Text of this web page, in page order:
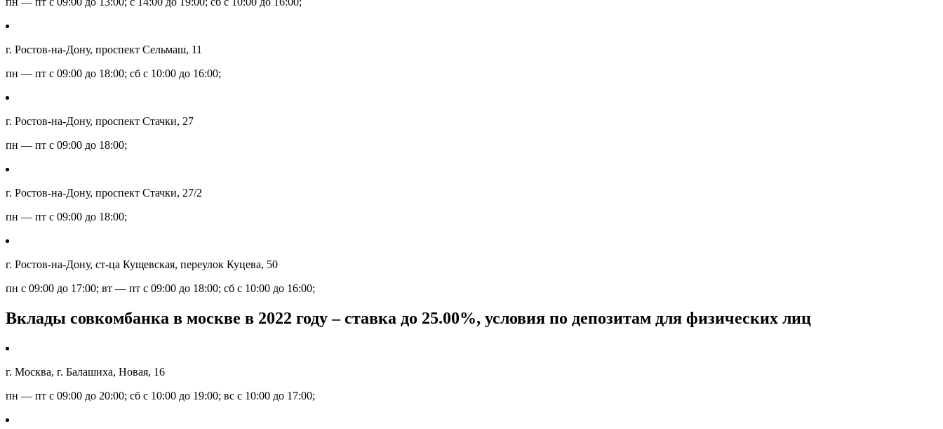
г. Ростов-на-Дону, проспект Сельмаш, 11
пн — пт с 09:00 до 18:00; сб с 10:00 до 16:00;
г. Ростов-на-Дону, проспект Стачки, 27
пн — пт с 09:00 до 18:00;
г. Ростов-на-Дону, проспект Стачки, 27/2
пн — пт с 09:00 до 18:00;
г. Ростов-на-Дону, ст-ца Кущевская, переулок Куцева, 50
пн с 09:00 до 17:00; вт — пт с 09:00 до 18:00; сб с 10:00 до 16:00;
Вклады совкомбанка в москве в 2022 году – ставка до 25.00%, условия по депозитам для физических лиц
г. Москва, г. Балашиха, Новая, 16
пн — пт с 09:00 до 20:00; сб с 10:00 до 19:00; вс с 10:00 до 17:00;